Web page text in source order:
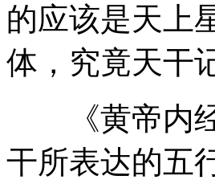
的应该是天上
体，究竟天干
《黄帝内经
干所表达的五